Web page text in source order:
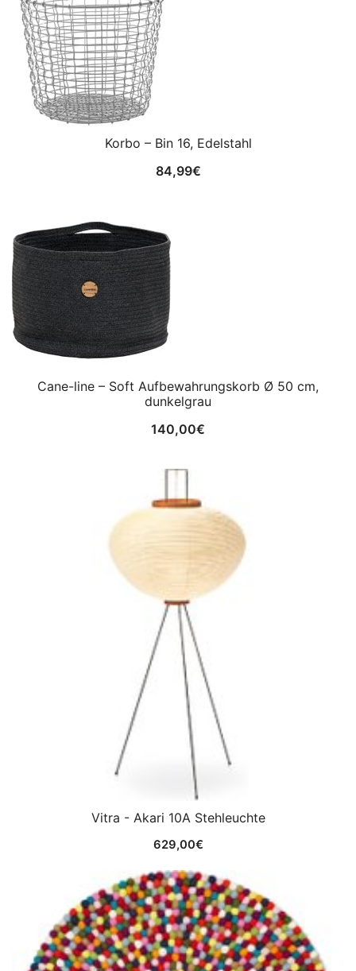
Korbo – Bin 16, Edelstahl
84,99€
Cane-line – Soft Aufbewahrungskorb Ø 50 cm,
dunkelgrau
140,00€
Vitra - Akari 10A Stehleuchte
629,00€